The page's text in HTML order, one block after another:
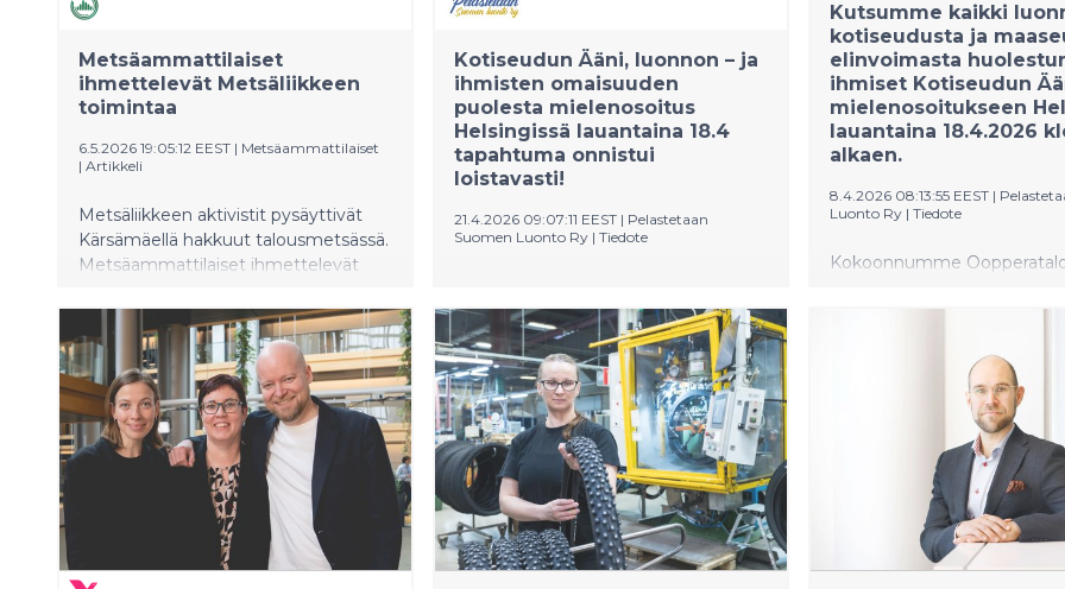
Metsäammattilaiset
ihmettelevät Metsäliikkeen
toimintaa
6.5.2026 19:05:12 EEST | Metsäammattilaiset
| Artikkeli
Metsäliikkeen aktivistit pysäyttivät
Kärsämäellä hakkuut talousmetsässä.
Metsäammattilaiset ihmettelevät
asiassa myös positiivisen puolen.
Metsätalouden luonnonhoitotoimet
ovat jälleen toimineet siinä määrin
hyvin, että kohde kannattaa nostaa
otsikoihin. Luontotietojen
panttaaminen oudoksuttaa.
Kotiseudun Ääni, luonnon – ja
ihmisten omaisuuden
puolesta mielenosoitus
Helsingissä lauantaina 18.4
tapahtuma onnistui
loistavasti!
21.4.2026 09:07:11 EEST | Pelastetaan
Suomen Luonto Ry | Tiedote
luonnosta, kotiseudusta ja
maaseudun elinvoimasta
huolestuneita ihmisiä. Tapahtumaan
paikanpäälle matkustaneilla noin 90
ihmisellä oli suuri huoli Suomen
luonnon, elinympäristöjen ja
kotiseutujen nopeasta
muuttumisesta teollisuusalueiksi
energiainfrastruktuurin rakentamisen
seurauksena. Kokoontuminen oli
Oopperan Amfiteatteriin, josta
Kutsumme kaikki
kotiseudusta ja
elinvoimasta
ihmiset Kotiseudun
mielenosoitukseen
lauantaina 18.4.2026
alkaen.
8.4.2026 08:13:55 EEST |
Luonto Ry | Tiedote
Kokoonnumme
Mannerheimintietä pitkin
tarkoitus on tuoda esiin
huoli Suomen luonnon,
elinympäristöjen ja
nopeasta muuttumisesta
energiainfrastruktuurin
seurauksena. ”Puhtaan
siirtymän” nimissä
hävitetty luonto ei pysty
Kotiseudun Ääni on pienten